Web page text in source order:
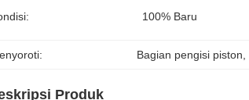
100% Baru
Bagian pengisi piston
Produk